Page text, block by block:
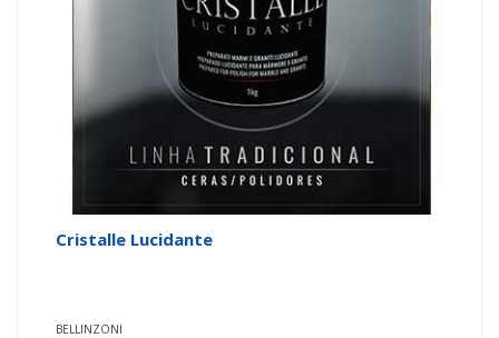
Cristalle Lucidante
BELLINZONI